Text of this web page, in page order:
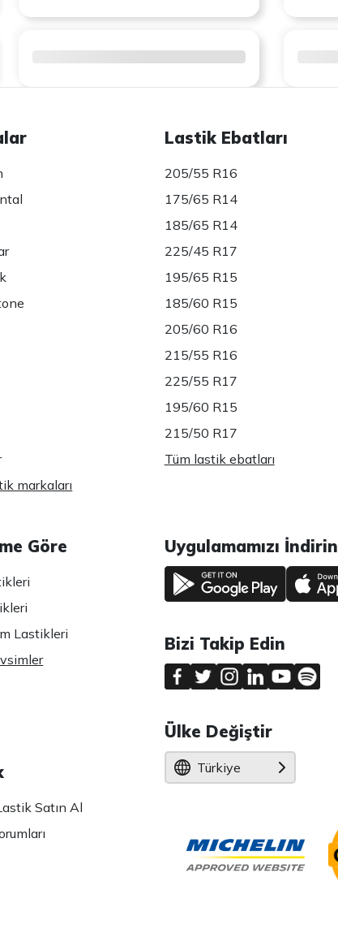
markaları
Lastik Ebatları
205/55 R16
175/65 R14
185/65 R14
225/45 R17
195/65 R15
185/60 R15
205/60 R16
215/55 R16
225/55 R17
195/60 R15
215/50 R17
Tüm lastik ebatları
Göre
Lastikleri
Satın Al
Uygulamamızı İndirin
Bizi Takip Edin
Ülke Değiştir
Türkiye